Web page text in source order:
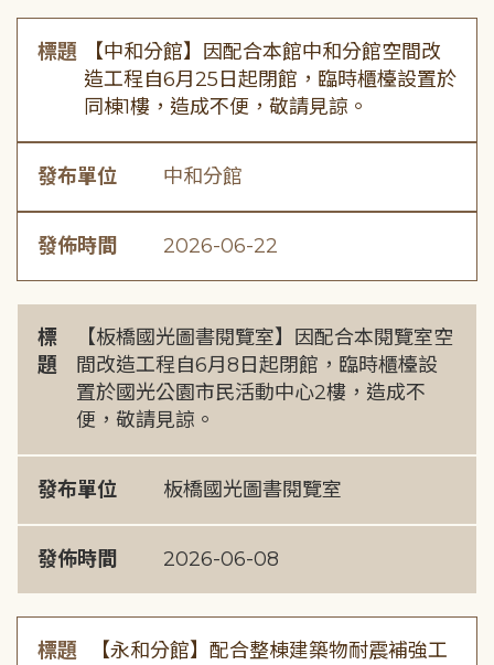
標題
【中和分館】因配合本館中和分館空間改
造工程自6月25日起閉館，臨時櫃檯設置於
同棟1樓，造成不便，敬請見諒。
發布單位 中和分館
發佈時間 2026-06-22
標
題
【板橋國光圖書閱覽室】因配合本閱覽室空
間改造工程自6月8日起閉館，臨時櫃檯設
置於國光公園市民活動中心2樓，造成不
便，敬請見諒。
發布單位 板橋國光圖書閱覽室
發佈時間 2026-06-08
標題
【永和分館】配合整棟建築物耐震補強工